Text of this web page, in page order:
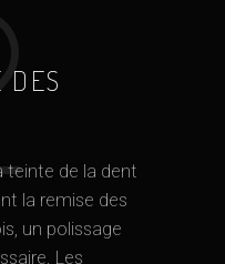
DES
teinte de la dent
la remise des
un polissage
Les